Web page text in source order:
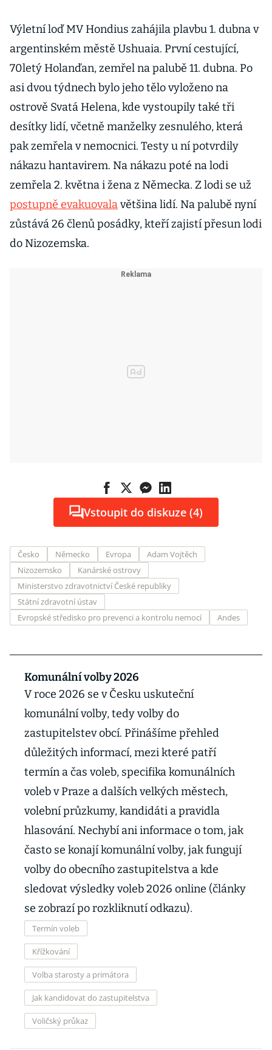
Výletní loď MV Hondius zahájila plavbu 1. dubna v
argentinském městě Ushuaia. První cestující,
70letý Holanďan, zemřel na palubě 11. dubna. Po
asi dvou týdnech bylo jeho tělo vyloženo na
ostrově Svatá Helena, kde vystoupily také tři
desítky lidí, včetně manželky zesnulého, která
pak zemřela v nemocnici. Testy u ní potvrdily
nákazu hantavirem. Na nákazu poté na lodi
zemřela 2. května i žena z Německa. Z lodi se už
postupně evakuovalavětšina lidí. Na palubě nyní
zůstává 26 členů posádky, kteří zajistí přesun lodi
do Nizozemska.
Vstoupit do diskuze (4)
Česko Německo Evropa
Adam Vojtěch
Nizozemsko
Kanárské ostrovy
Ministerstvo zdravotnictví České republiky
Státní zdravotní ústav
Evropské středisko pro prevenci a kontrolu nemocí
Andes
Komunální volby 2026
V roce 2026 se v Česku uskuteční
komunální volby, tedy volby do
zastupitelstev obcí. Přinášíme přehled
důležitých informací, mezi které patří
termín a čas voleb, specifika komunálních
voleb v Praze a dalších velkých městech,
volební průzkumy, kandidáti a pravidla
hlasování. Nechybí ani informace o tom, jak
často se konají komunální volby, jak fungují
volby do obecního zastupitelstva a kde
sledovat výsledky voleb 2026 online (články
se zobrazí po rozkliknutí odkazu).
Termín voleb
Křížkování
Volba starosty a primátora
Jak kandidovat do zastupitelstva
Voličský průkaz